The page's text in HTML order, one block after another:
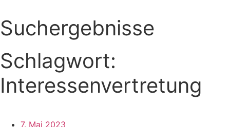
Suchergebnisse
Schlagwort:
Interessenvertretung
7. Mai 2023